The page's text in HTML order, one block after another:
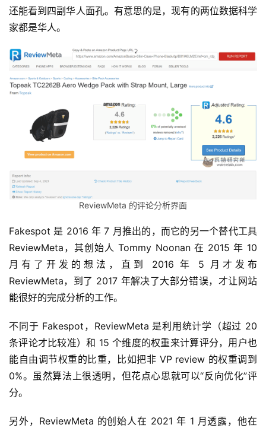
还能看到四副华人面孔。有意思的是，现有的两位数据科学
家都是华人。
ReviewMeta 的评论分析界面
Fakespot 是 2016 年 7 月推出的，而它的另一个替代工具
ReviewMeta，其创始人 Tommy Noonan 在 2015 年 10
月有了开发的想法，直到 2016 年 5 月才发布
ReviewMeta，到了 2017 年解决了大部分错误，才让网站
能很好的完成分析的工作。
不同于 Fakespot，ReviewMeta 是利用统计学（超过 20
条评论才比较准）和 15 个维度的权重来计算评分，用户也
能自由调节权重的比重，比如把非 VP review 的权重调到
0%。虽然算法上很透明，但花点心思就可以“反向优化”评
分。
另外，ReviewMeta 的创始人在 2021 年 1 月透露，他在